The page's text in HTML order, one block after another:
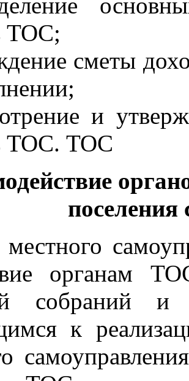
ТОС;
сметы
и
ТОС. ТОС
органам
собраний и
к